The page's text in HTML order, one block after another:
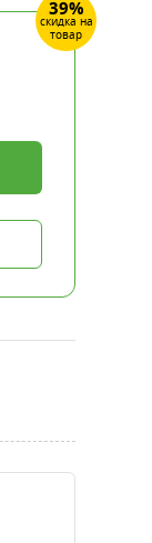
39%
скидка на
товар